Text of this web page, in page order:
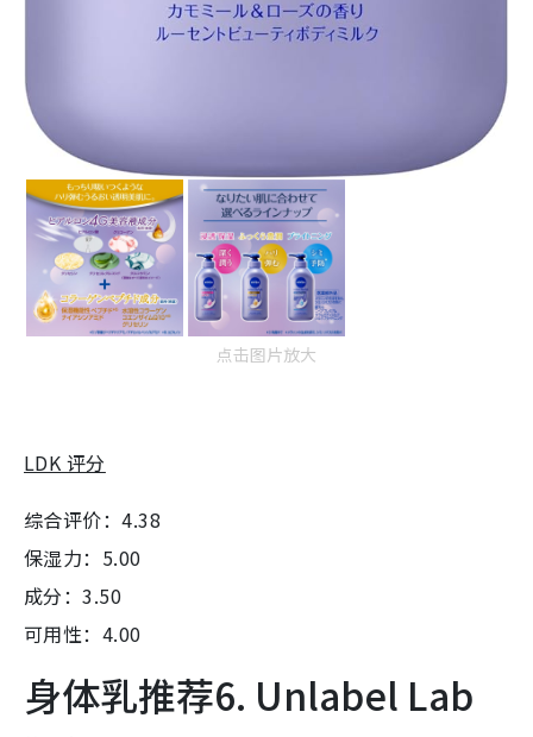
点击图片放大
LDK 评分
综合评价：4.38
保湿力：5.00
成分：3.50
可用性：4.00
身体乳推荐6. Unlabel Lab